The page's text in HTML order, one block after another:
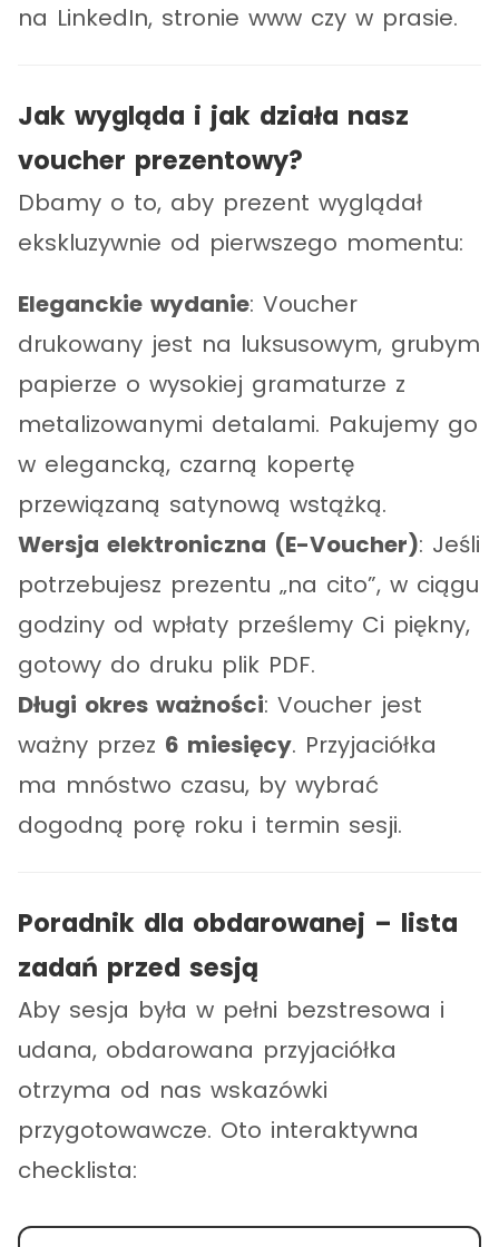
na LinkedIn, stronie www czy w prasie.
Jak wygląda i jak działa nasz
voucher prezentowy?
Dbamy o to, aby prezent wyglądał
ekskluzywnie od pierwszego momentu:
Eleganckie wydanie: Voucher
drukowany jest na luksusowym, grubym
papierze o wysokiej gramaturze z
metalizowanymi detalami. Pakujemy go
w elegancką, czarną kopertę
przewiązaną satynową wstążką.
Wersja elektroniczna (E-Voucher): Jeśli
potrzebujesz prezentu „na cito”, w ciągu
godziny od wpłaty prześlemy Ci piękny,
gotowy do druku plik PDF.
Długi okres ważności: Voucher jest
ważny przez 6 miesięcy. Przyjaciółka
ma mnóstwo czasu, by wybrać
dogodną porę roku i termin sesji.
Poradnik dla obdarowanej – lista
zadań przed sesją
Aby sesja była w pełni bezstresowa i
udana, obdarowana przyjaciółka
otrzyma od nas wskazówki
przygotowawcze. Oto interaktywna
checklista: